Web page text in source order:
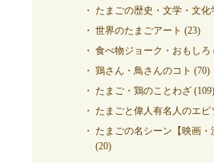
たまごの歴史・文学・文化
世界のたまごアート (23)
食べ物ジョーク・おもしろ
鶏さん・鳥さんのコト (70)
たまご・鶏のことわざ (109)
たまごと偉人有名人のエピ
たまごの名シーン【映画・
(20)